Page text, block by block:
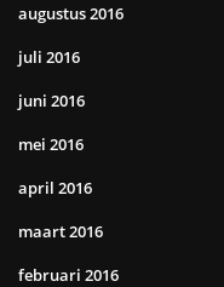
augustus 2016
juli 2016
juni 2016
mei 2016
april 2016
maart 2016
februari 2016